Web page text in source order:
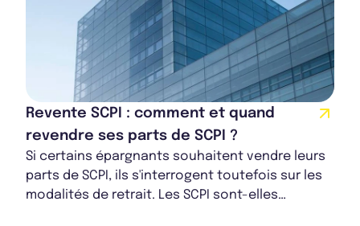
Revente SCPI : comment et quand
revendre ses parts de SCPI ?
Si certains épargnants souhaitent vendre leurs
parts de SCPI, ils s'interrogent toutefois sur les
modalités de retrait. Les SCPI sont-elles